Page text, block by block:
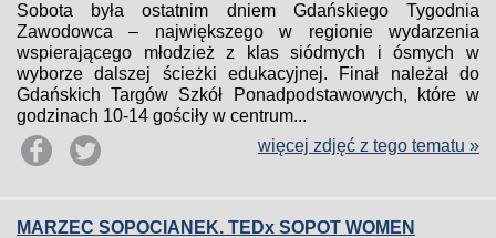
Sobota była ostatnim dniem Gdańskiego Tygodnia
Zawodowca – największego w regionie wydarzenia
wspierającego młodzież z klas siódmych i ósmych w
wyborze dalszej ścieżki edukacyjnej. Finał należał do
Gdańskich Targów Szkół Ponadpodstawowych, które w
godzinach 10-14 gościły w centrum...
więcej zdjęć z tego tematu »
MARZEC SOPOCIANEK. TEDx SOPOT WOMEN